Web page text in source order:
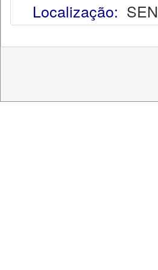
Localização: SEN